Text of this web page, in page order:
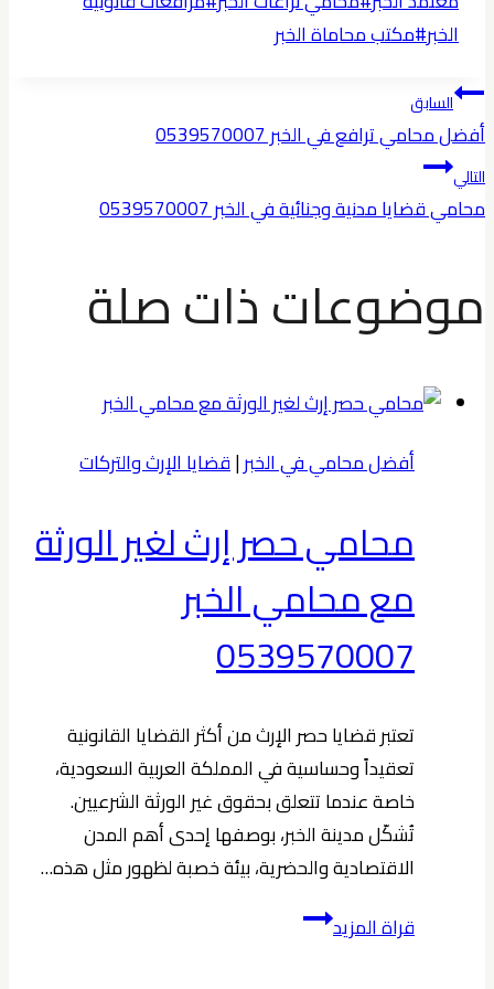
الخبر#مكتب محاماة الخبر
تصفّح
المقالات
السابق
أفضل محامي ترافع في الخبر 0539570007
التالي
محامي قضايا مدنية وجنائية في الخبر 0539570007
موضوعات ذات صلة
أفضل محامي في الخبر|قضايا الإرث والتركات
محامي حصر إرث لغير الورثة
مع محامي الخبر
0539570007
تعتبر قضايا حصر الإرث من أكثر القضايا القانونية
تعقيداً وحساسية في المملكة العربية السعودية،
خاصة عندما تتعلق بحقوق غير الورثة الشرعيين.
تُشكّل مدينة الخبر، بوصفها إحدى أهم المدن
الاقتصادية والحضرية، بيئة خصبة لظهور مثل هذه…
قراة المزيدمحامي